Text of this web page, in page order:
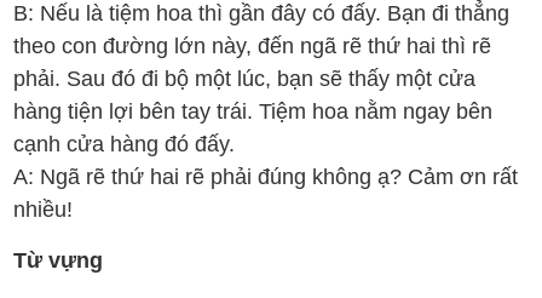
B: Nếu là tiệm hoa thì gần đây có đấy. Bạn đi thẳng
theo con đường lớn này, đến ngã rẽ thứ hai thì rẽ
phải. Sau đó đi bộ một lúc, bạn sẽ thấy một cửa
hàng tiện lợi bên tay trái. Tiệm hoa nằm ngay bên
cạnh cửa hàng đó đấy.
A: Ngã rẽ thứ hai rẽ phải đúng không ạ? Cảm ơn rất
nhiều!
Từ vựng